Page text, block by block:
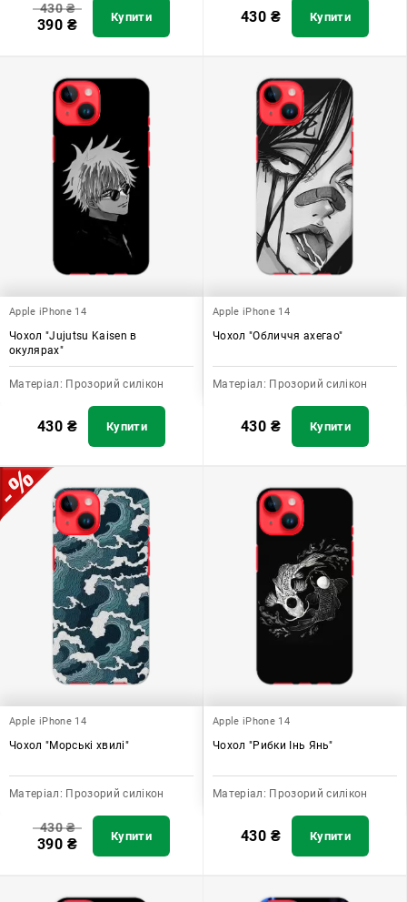
430₴
390 ₴ Купити 430 ₴ Купити
Apple iPhone 14
Чохол "Jujutsu Kaisen в
окулярах"
Матеріал: Прозорий силікон
430 ₴ Купити
Apple iPhone 14
Чохол "Обличчя ахегао"
Матеріал: Прозорий силікон
430 ₴ Купити
Apple iPhone 14
Чохол "Морські хвилі"
Матеріал: Прозорий силікон
430₴
390 ₴ Купити
Apple iPhone 14
Чохол "Рибки Інь Янь"
Матеріал: Прозорий силікон
430 ₴ Купити